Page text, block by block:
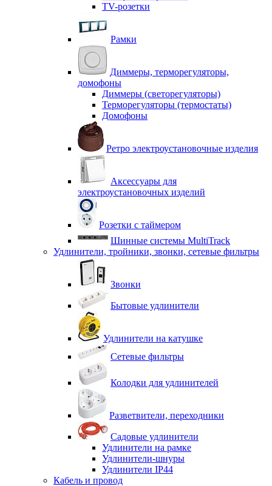
TV-розетки
Рамки
Диммеры, терморегуляторы,
домофоны
Диммеры (светорегуляторы)
Терморегуляторы (термостаты)
Домофоны
Ретро электроустановочные изделия
Аксессуары для
электроустановочных изделий
Розетки с таймером
Шинные системы MultiTrack
Удлинители, тройники, звонки, сетевые фильтры
Звонки
Бытовые удлинители
Удлинители на катушке
Сетевые фильтры
Колодки для удлинителей
Разветвители, переходники
Садовые удлинители
Удлинители на рамке
Удлинители-шнуры
Удлинители IP44
Кабель и провод